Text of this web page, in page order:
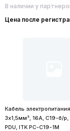
В наличии у
Цена после
Кабель
3х1,5мм², 16А, C19-б/р,
PDU, ITK PC-C19-1M